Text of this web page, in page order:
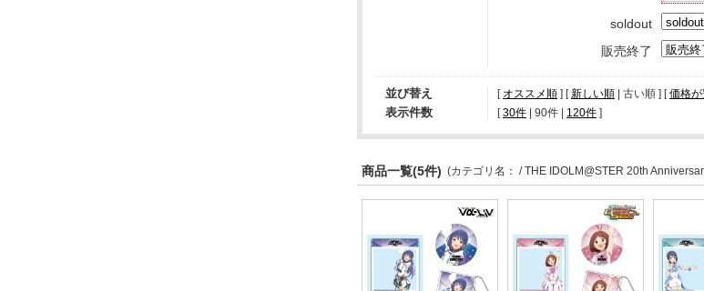
soldout
販売終了
並び替え [ オススメ順 ] [新しい順 | 古い順 ] [価格
表示件数 [ 30件 90件 120件 ]
商品一覧(5件) (カテゴリ名： / THE IDOLM@STER 20th